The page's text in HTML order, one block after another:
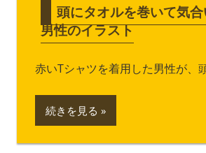
頭にタオルを巻いて気
男性のイラスト
赤いTシャツを着用した男性が、
続きを見る